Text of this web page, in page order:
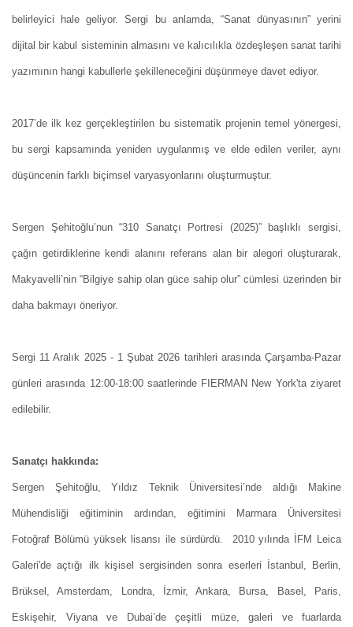
belirleyici hale geliyor. Sergi bu anlamda, “Sanat dünyasının” yerini
dijital bir kabul sisteminin almasını ve kalıcılıkla özdeşleşen sanat tarihi
yazımının hangi kabullerle şekilleneceğini düşünmeye davet ediyor.
2017’de ilk kez gerçekleştirilen bu sistematik projenin temel yönergesi,
bu sergi kapsamında yeniden uygulanmış ve elde edilen veriler, aynı
düşüncenin farklı biçimsel varyasyonlarını oluşturmuştur.
Sergen Şehitoğlu’nun “310 Sanatçı Portresi (2025)” başlıklı sergisi,
çağın getirdiklerine kendi alanını referans alan bir alegori oluşturarak,
Makyavelli’nin “Bilgiye sahip olan güce sahip olur” cümlesi üzerinden bir
daha bakmayı öneriyor.
Sergi 11 Aralık 2025 - 1 Şubat 2026 tarihleri arasında Çarşamba-Pazar
günleri arasında 12:00-18:00 saatlerinde FIERMAN New York'ta ziyaret
edilebilir.
Sanatçı hakkında:
Sergen Şehitoğlu, Yıldız Teknik Üniversitesi’nde aldığı Makine
Mühendisliği eğitiminin ardından, eğitimini Marmara Üniversitesi
Fotoğraf Bölümü yüksek lisansı ile sürdürdü. 2010 yılında İFM Leica
Galeri'de açtığı ilk kişisel sergisinden sonra eserleri İstanbul, Berlin,
Brüksel, Amsterdam, Londra, İzmir, Ankara, Bursa, Basel, Paris,
Eskişehir, Viyana ve Dubai’de çeşitli müze, galeri ve fuarlarda